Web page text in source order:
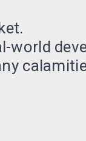
world